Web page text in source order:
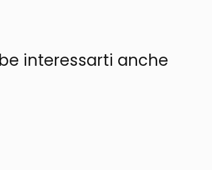
interessarti anche